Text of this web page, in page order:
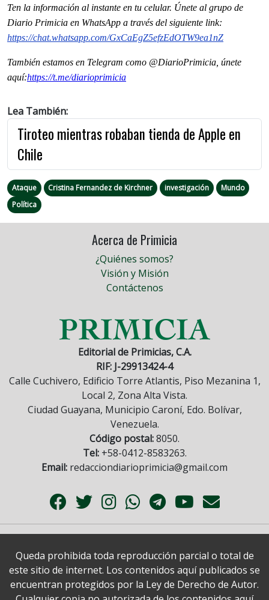
Ten la información al instante en tu celular. Únete al grupo de
Diario Primicia en WhatsApp a través del siguiente link:
https://chat.whatsapp.com/GxCaEgZ5efzEdOTW9ea1nZ
También estamos en Telegram como @DiarioPrimicia, únete
aquí:https://t.me/diarioprimicia
Lea También:
Tiroteo mientras robaban tienda de Apple en
Chile
Ataque Cristina Fernandez de Kirchner investigación
Mundo
Política
Acerca de Primicia
¿Quiénes somos?
Visión y Misión
Contáctenos
Editorial de Primicias, C.A.
RIF: J-29913424-4
Calle Cuchivero, Edificio Torre Atlantis, Piso Mezanina 1,
Local 2, Zona Alta Vista.
Ciudad Guayana, Municipio Caroní, Edo. Bolívar,
Venezuela.
Código postal:8050.
Tel:+58-0412-8583263.
Email: redacciondiarioprimicia@gmail.com
Queda prohibida toda reproducción parcial o total de
este sitio de internet. Los contenidos aquí publicados se
encuentran protegidos por la Ley de Derecho de Autor.